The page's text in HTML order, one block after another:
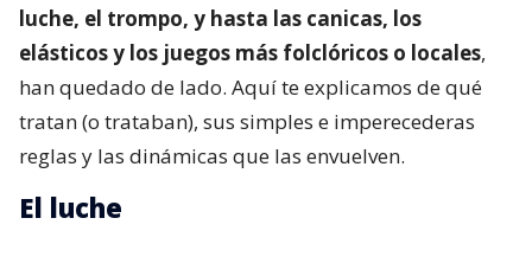
luche, el trompo, y hasta las canicas, los
elásticos y los juegos más folclóricos o locales,
han quedado de lado. Aquí te explicamos de qué
tratan (o trataban), sus simples e imperecederas
reglas y las dinámicas que las envuelven.
El luche